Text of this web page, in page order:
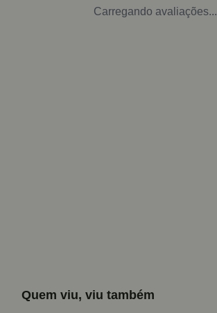
Carregando avaliações...
Quem viu, viu também